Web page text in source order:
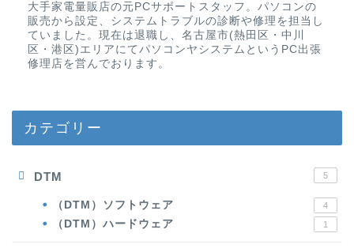
大手家電量販店の元PCサポートスタッフ。パソコンの
販売から設定、システムトラブルの診断や修理を担当し
ていました。現在は退職し、名古屋市(熱田区・中川
区・港区)エリアにてパソコンヤシステムというPC出張
修理店を営んでおります。
カテゴリー
DTM 5
（DTM）ソフトウェア 4
（DTM）ハードウェア 1